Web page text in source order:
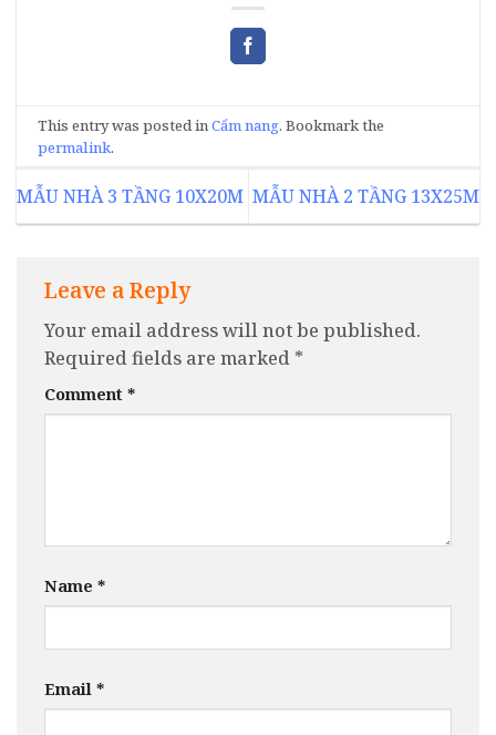
This entry was posted inCẩm nang. Bookmark the
permalink.
MẪU NHÀ 3 TẦNG 10X20M MẪU NHÀ 2 TẦNG 13X25M
Leave a Reply
Your email address will not be published.
Required fields are marked *
Comment *
Name *
Email *